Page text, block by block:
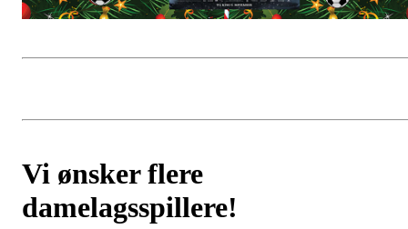
Vi ønsker flere
damelagsspillere!